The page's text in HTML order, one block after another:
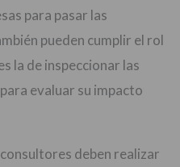
para pasar las
pueden cumplir el rol
la de inspeccionar las
evaluar su impacto
deben realizar